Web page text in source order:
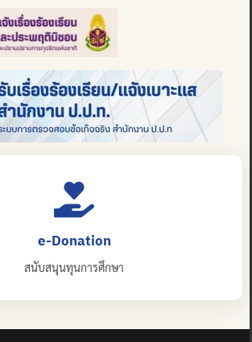
e-Donation
สนับสนุนทุนการศึกษา